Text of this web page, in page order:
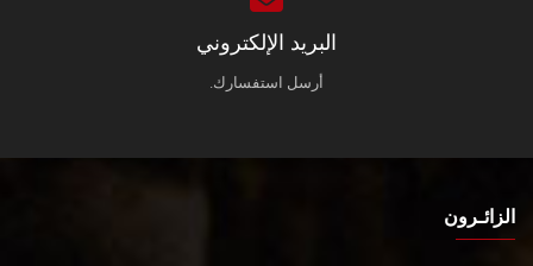
البريد الإلكتروني
أرسل استفسارك.
الزائـرون